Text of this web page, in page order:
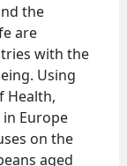
the
are
with the
Using
Health,
Europe
on the
aged